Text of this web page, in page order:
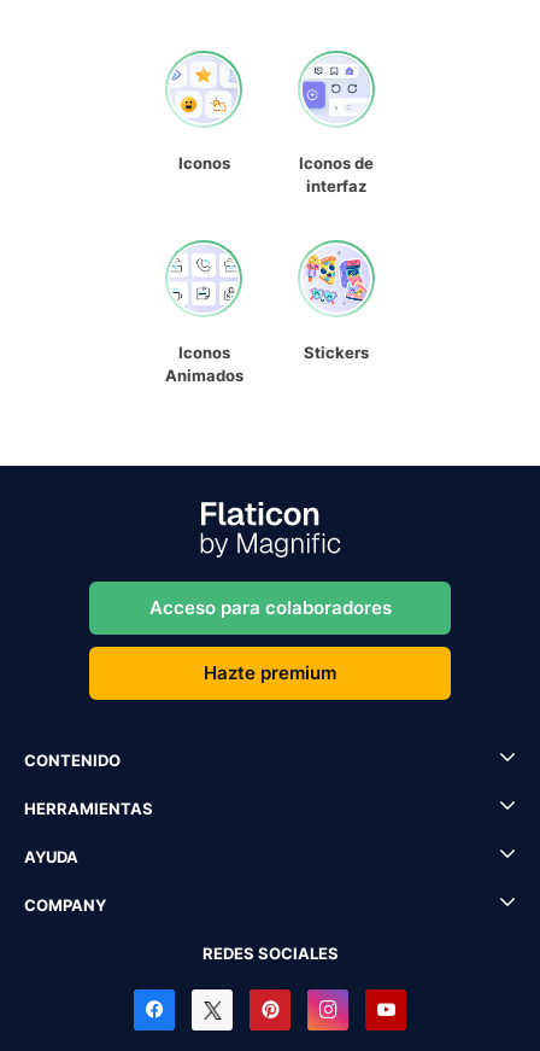
Iconos
Iconos de
interfaz
Iconos
Animados
Stickers
Acceso para colaboradores
Hazte premium
CONTENIDO
HERRAMIENTAS
AYUDA
COMPANY
REDES SOCIALES